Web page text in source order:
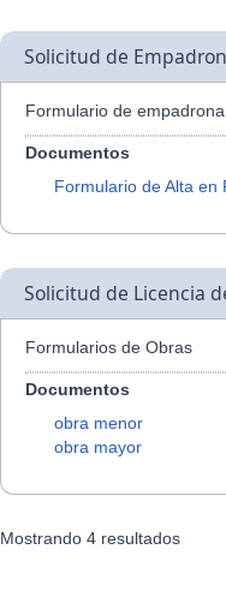
Solicitud de
Formulario de
Documentos
Formulario de Alta en
Solicitud de Licencia
Formularios de Obras
Documentos
obra menor
obra mayor
Mostrando 4 resultados